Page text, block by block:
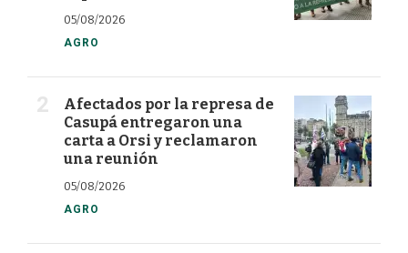
05/08/2026
AGRO
Afectados por la represa de
Casupá entregaron una
carta a Orsi y reclamaron
una reunión
05/08/2026
AGRO